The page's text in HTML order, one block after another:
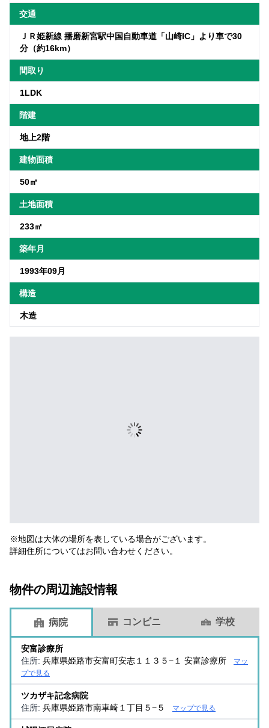
交通
ＪＲ姫新線 播磨新宮駅中国自動車道「山崎IC」より車で30
分（約16km）
間取り
1LDK
階建
地上2階
建物面積
50㎡
土地面積
233㎡
築年月
1993年09月
構造
木造
※地図は大体の場所を表している場合がございます。
詳細住所についてはお問い合わせください。
物件の周辺施設情報
病院 コンビニ 学校
安富診療所
住所: 兵庫県姫路市安富町安志１１３５−１ 安富診療所
マッ
プで見る
ツカザキ記念病院
住所: 兵庫県姫路市南車崎１丁目５−５ マップで見る